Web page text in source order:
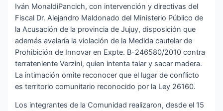
Iván MonaldiPancich, con intervención y directivas del
Fiscal Dr. Alejandro Maldonado del Ministerio Público de
la Acusación de la provincia de Jujuy, disposición que
además avalaría la violación de la Medida cautelar de
Prohibición de Innovar en Expte. B-246580/2010 contra
terrateniente Verzini, quien intenta talar y sacar madera.
La intimación omite reconocer que el lugar de conflicto
es territorio comunitario reconocido por la Ley 26160.
Los integrantes de la Comunidad realizaron, desde el 15